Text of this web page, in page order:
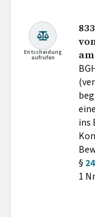
Entscheidung
aufrufen
ins
§
1